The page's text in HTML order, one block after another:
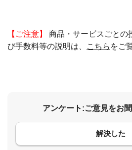
【ご注意】
商品・サービスごとの
び手数料等の説明は、
こちら をご
アンケート:ご意見をお
解決した
コメント